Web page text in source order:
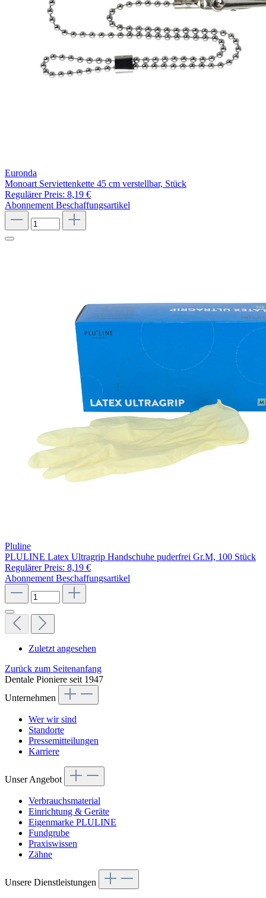
Euronda
Monoart Serviettenkette 45 cm verstellbar, Stück
Regulärer Preis: 8,19 €
Abonnement Beschaffungsartikel
Pluline
PLULINE Latex Ultragrip Handschuhe puderfrei Gr.M, 100 Stück
Regulärer Preis: 8,19 €
Abonnement Beschaffungsartikel
Zuletzt angesehen
Zurück zum Seitenanfang
Dentale Pioniere seit 1947
Unternehmen
Wer wir sind
Standorte
Pressemitteilungen
Karriere
Unser Angebot
Verbrauchsmaterial
Einrichtung & Geräte
Eigenmarke PLULINE
Fundgrube
Praxiswissen
Zähne
Unsere Dienstleistungen